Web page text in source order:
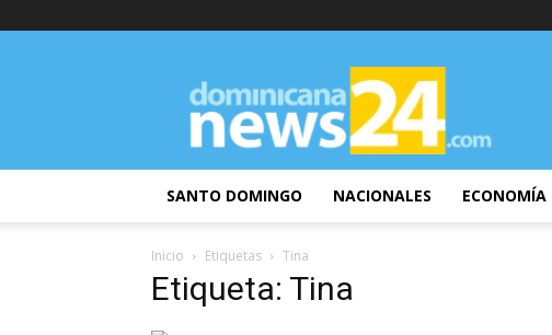
DominicanaNews24
SANTO DOMINGO NACIONALES ECONOMÍA
Inicio Etiquetas Tina
Etiqueta: Tina